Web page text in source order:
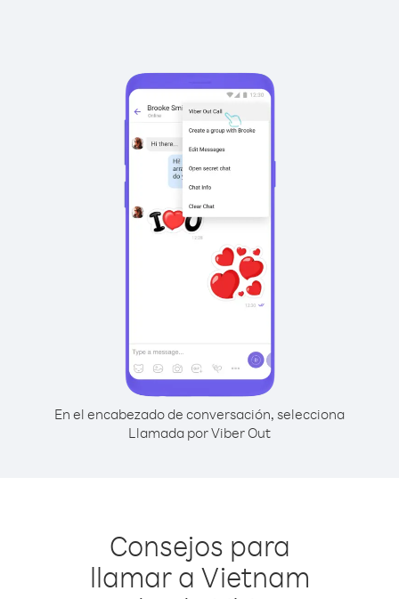
En el encabezado de conversación, selecciona
Llamada por Viber Out
Consejos para
llamar a Vietnam